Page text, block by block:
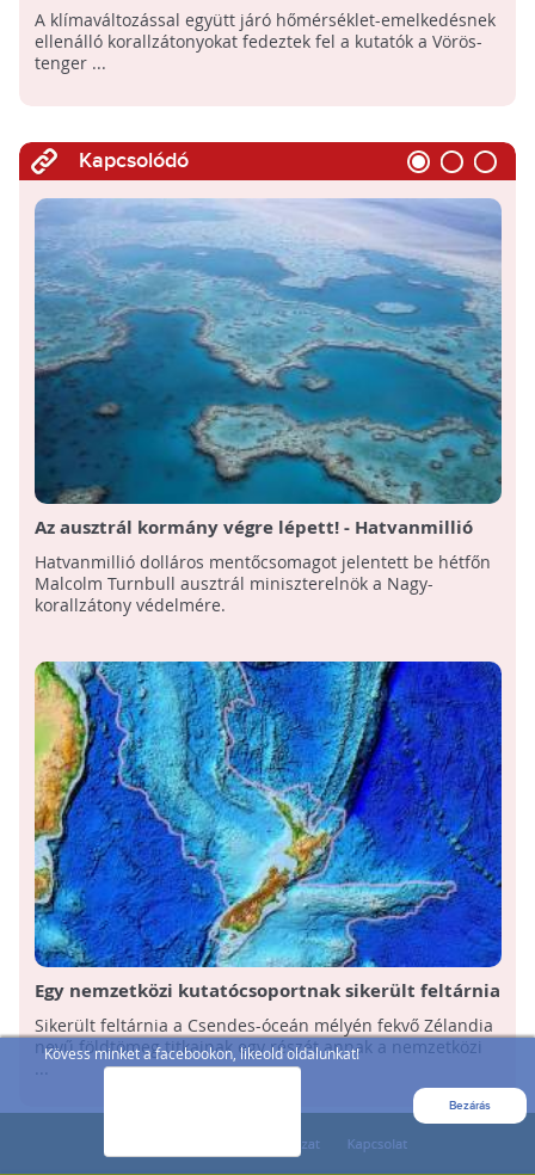
Kövess minket a facebookon, likeold oldalunkat!
Bezárás
A klímaváltozással együtt járó hőmérséklet-emelkedésnek
ellenálló korallzátonyokat fedeztek fel a kutatók a Vörös-
tenger ...
Kapcsolódó
Az ausztrál kormány végre lépett! - Hatvanmillió
dolláros mentőcsomagot kap az ausztrál Nagy-
korallzátony
Hatvanmillió dolláros mentőcsomagot jelentett be hétfőn
Malcolm Turnbull ausztrál miniszterelnök a Nagy-
korallzátony védelmére.
Egy nemzetközi kutatócsoportnak sikerült feltárnia
a Csendes-óceán mélyén fekvő Zélandia titkainak
egy részét
Sikerült feltárnia a Csendes-óceán mélyén fekvő Zélandia
nevű földtömeg titkainak egy részét annak a nemzetközi
...